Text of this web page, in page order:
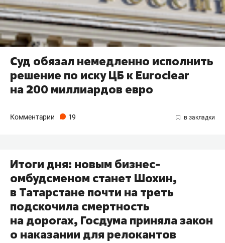
Суд обязал немедленно исполнить
решение по иску ЦБ к Euroclear
на 200 миллиардов евро
Комментарии 19
Итоги дня: новым бизнес-
омбудсменом станет Шохин,
в Татарстане почти на треть
подскочила смертность
на дорогах, Госдума приняла закон
о наказании для релокантов